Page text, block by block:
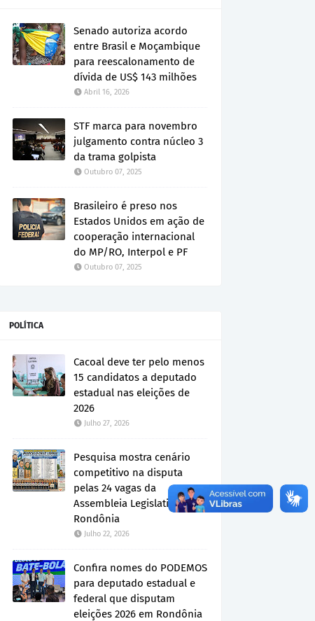
Senado autoriza acordo
entre Brasil e Moçambique
para reescalonamento de
dívida de US$ 143 milhões
Abril 16, 2026
STF marca para novembro
julgamento contra núcleo 3
da trama golpista
Outubro 07, 2025
Brasileiro é preso nos
Estados Unidos em ação de
cooperação internacional
do MP/RO, Interpol e PF
Outubro 07, 2025
POLÍTICA
Cacoal deve ter pelo menos
15 candidatos a deputado
estadual nas eleições de
2026
Julho 27, 2026
Pesquisa mostra cenário
competitivo na disputa
pelas 24 vagas da
Assembleia Legislativa de
Rondônia
Julho 22, 2026
Confira nomes do PODEMOS
para deputado estadual e
federal que disputam
eleições 2026 em Rondônia